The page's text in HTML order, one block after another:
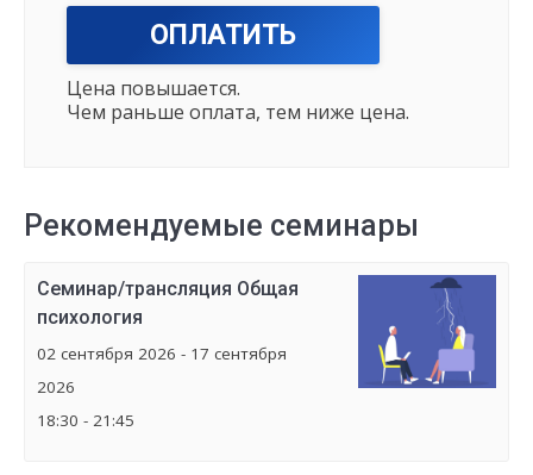
ОПЛАТИТЬ
Цена повышается.
Чем раньше оплата, тем ниже цена.
Рекомендуемые семинары
Семинар/трансляция Общая
психология
02 сентября 2026 - 17 сентября
2026
18:30 - 21:45